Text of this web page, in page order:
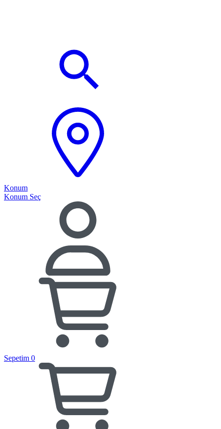
Konum
Konum Seç
Sepetim 0